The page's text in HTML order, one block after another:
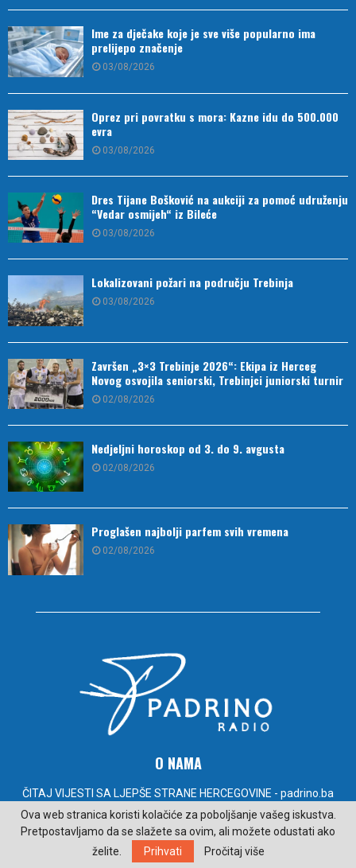
Ime za dječake koje je sve više popularno ima
prelijepo značenje
03/08/2026
Oprez pri povratku s mora: Kazne idu do 500.000
evra
03/08/2026
Dres Tijane Bošković na aukciji za pomoć udruženju
“Vedar osmijeh“ iz Bileće
03/08/2026
Lokalizovani požari na području Trebinja
03/08/2026
Završen „3×3 Trebinje 2026“: Ekipa iz Herceg
Novog osvojila seniorski, Trebinjci juniorski turnir
02/08/2026
Nedjeljni horoskop od 3. do 9. avgusta
02/08/2026
Proglašen najbolji parfem svih vremena
02/08/2026
O NAMA
ČITAJ VIJESTI SA LJEPŠE STRANE HERCEGOVINE - padrino.ba
Kontakt:radiopadrino@gmail.com
Ova web stranica koristi kolačiće za poboljšanje vašeg iskustva.
Pretpostavljamo da se slažete sa ovim, ali možete odustati ako
želite.
Prihvati Pročitaj više